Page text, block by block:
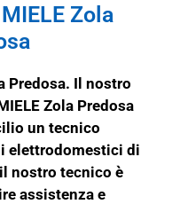
Zola
Predosa. Il nostro
Zola Predosa
un tecnico
elettrodomestici di
nostro tecnico è
assistenza e